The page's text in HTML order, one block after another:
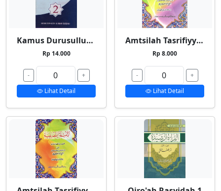
Kamus Durusullughah 2
Rp 14.000
-
+
Lihat Detail
Amtsilah Tasrifiyyah Kecil
Rp 8.000
-
+
Lihat Detail